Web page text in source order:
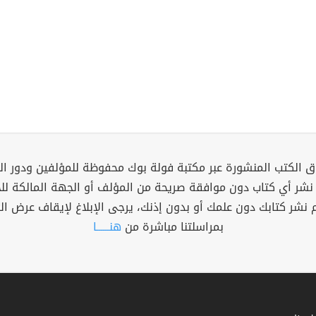
الكتب المنشورة عبر مكتبة فولة بوك محفوظة للمؤلفين ودور
نشر أي كتاب دون موافقة صريحة من المؤلف أو الجهة المالكة
نشر كتابك دون علمك أو بدون إذنك، يرجى الإبلاغ لإيقاف عرض
بمراسلتنا مباشرة من هنــــــا